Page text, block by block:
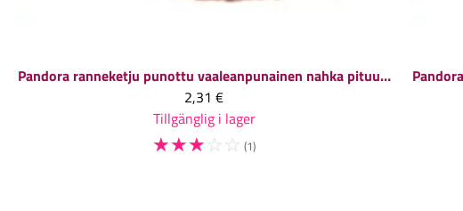
Pandora ranneketju punottu vaaleanpunainen nahka pituus n. 19 cm, 1 kpl
2,31 €
Tillgänglig i lager
☆☆☆☆ ☆ (1)